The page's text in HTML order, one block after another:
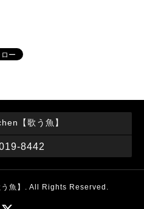
【歌う魚】
8442
魚】 . All Rights Reserved.